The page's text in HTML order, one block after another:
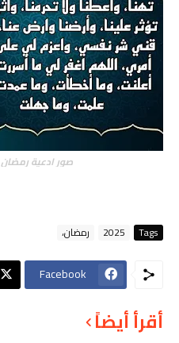
صور ادعية رمضان
Tags
2025 رمضان،
Facebook
أقرأ أيضاً